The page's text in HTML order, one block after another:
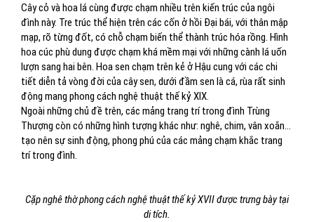
Cây cỏ và hoa lá cùng được chạm nhiều trên kiến trúc của ngôi
đình này. Tre trúc thể hiện trên các cốn ở hồi Đại bái, với thân mập
mạp, rõ từng đốt, có chỗ chạm biến thể thành trúc hóa rồng. Hình
hoa cúc phù dung được chạm khá mềm mại với những cành lá uốn
lượn sang hai bên. Hoa sen chạm trên kẻ ở Hậu cung với các chi
tiết diễn tả vòng đời của cây sen, dưới đầm sen là cá, rùa rất sinh
động mang phong cách nghệ thuật thế kỷ XIX.
Ngoài những chủ đề trên, các mảng trang trí trong đình Trùng
Thượng còn có những hình tượng khác như: nghê, chim, vân xoắn…
tạo nên sự sinh động, phong phú của các mảng chạm khắc trang
trí trong đình.
Cặp nghê thờ phong cách nghệ thuật thế kỷ XVII được trưng bày tại
di tích.